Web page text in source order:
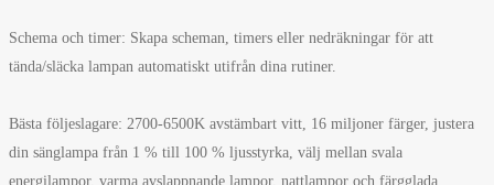
Schema och timer: Skapa scheman, timers eller nedräkningar för att
tända/släcka lampan automatiskt utifrån dina rutiner.
Bästa följeslagare: 2700-6500K avstämbart vitt, 16 miljoner färger, justera
din sänglampa från 1 % till 100 % ljusstyrka, välj mellan svala
energilampor, varma avslappnande lampor, nattlampor och färgglada